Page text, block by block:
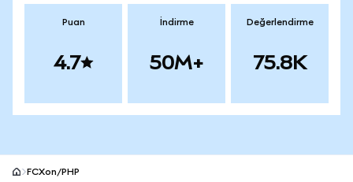
Puan
4.7
İndirme
50M+
Değerlendirme
75.8K
FCXon/PHP